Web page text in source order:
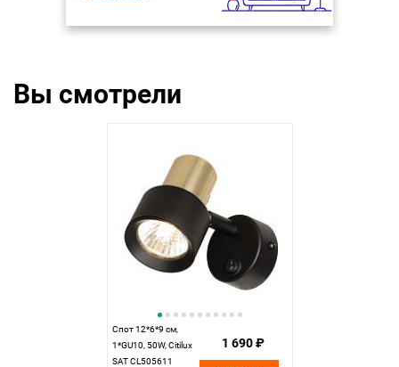
Вы смотрели
Спот 12*6*9 см,
1*GU10, 50W, Citilux
SAT CL505611
1 690 ₽